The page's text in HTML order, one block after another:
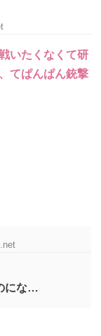
いたくなくて研
てぱんぱん銃撃
にな…